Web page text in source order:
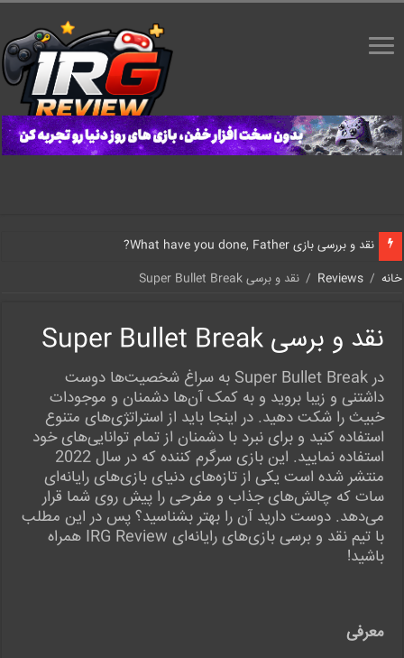
نقد و بررسی بازی What have you done, Father?
خانه /
Reviews
/ نقد و برسی Super Bullet Break
نقد و برسی Super Bullet Break
در Super Bullet Break به سراغ شخصیت‌ها دوست
داشتنی و زیبا بروید و به کمک آن‌ها دشمنان و موجودات
خبیث را شکت دهید. در اینجا باید از استراتژی‌های متنوع
استفاده کنید و برای نبرد با دشمنان از تمام توانایی‌های خود
استفاده نمایید. این بازی سرگرم کننده که در سال 2022
منتشر شده است یکی از تازه‌های دنیای بازی‌های رایانه‌ای
سات که چالش‌های جذاب و مفرحی را پیش روی شما قرار
می‌دهد. دوست دارید آن را بهتر بشناسید؟ پس در این مطلب
با تیم نقد و برسی بازی‌های رایانه‌ای IRG Review همراه
باشید!
معرفی